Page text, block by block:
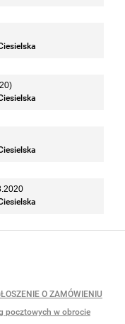
O ZAMÓWIENIU
pocztowych w obrocie